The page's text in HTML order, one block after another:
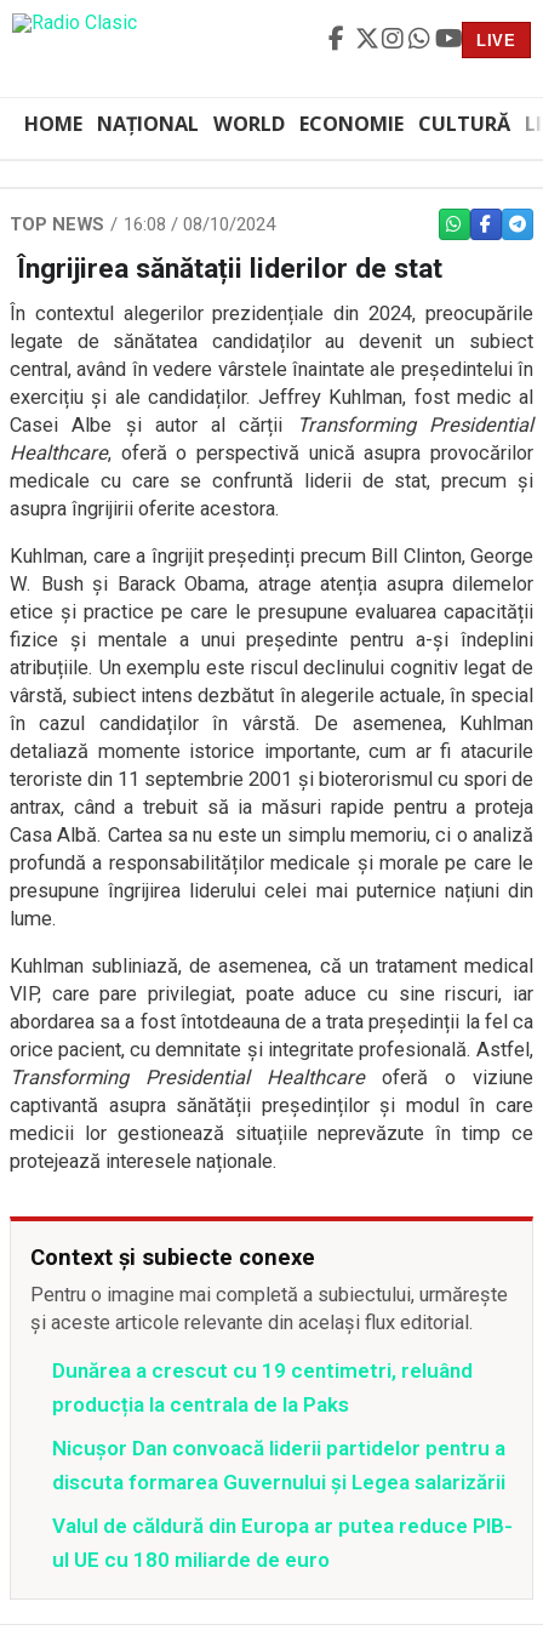
LIVE
HOME NAȚIONAL WORLD ECONOMIE CULTURĂ
TOP NEWS 16:08 / 08/10/2024 WHATSAPP
Îngrijirea sănătații liderilor de stat
În contextul alegerilor prezidențiale din 2024, preocupările
legate de sănătatea candidaților au devenit un subiect
central, având în vedere vârstele înaintate ale președintelui în
exercițiu și ale candidaților. Jeffrey Kuhlman, fost medic al
Casei Albe și autor al cărții
Transforming Presidential
Healthcare, oferă o perspectivă unică asupra provocărilor
medicale cu care se confruntă liderii de stat, precum și
asupra îngrijirii oferite acestora.
Kuhlman, care a îngrijit președinți precum Bill Clinton, George
W. Bush și Barack Obama, atrage atenția asupra dilemelor
etice și practice pe care le presupune evaluarea capacității
fizice și mentale a unui președinte pentru a-și îndeplini
atribuțiile. Un exemplu este riscul declinului cognitiv legat de
vârstă, subiect intens dezbătut în alegerile actuale, în special
în cazul candidaților în vârstă. De asemenea, Kuhlman
detaliază momente istorice importante, cum ar fi atacurile
teroriste din 11 septembrie 2001 și bioterorismul cu spori de
antrax, când a trebuit să ia măsuri rapide pentru a proteja
Casa Albă. Cartea sa nu este un simplu memoriu, ci o analiză
profundă a responsabilităților medicale și morale pe care le
presupune îngrijirea liderului celei mai puternice națiuni din
lume.
Kuhlman subliniază, de asemenea, că un tratament medical
VIP, care pare privilegiat, poate aduce cu sine riscuri, iar
abordarea sa a fost întotdeauna de a trata președinții la fel ca
orice pacient, cu demnitate și integritate profesională. Astfel,
Transforming Presidential Healthcareoferă o viziune
captivantă asupra sănătății președinților și modul în care
medicii lor gestionează situațiile neprevăzute în timp ce
protejează interesele naționale.
Context și subiecte conexe
Pentru o imagine mai completă a subiectului, urmărește
și aceste articole relevante din același flux editorial.
Dunărea a crescut cu 19 centimetri, reluând
producția la centrala de la Paks
Nicușor Dan convoacă liderii partidelor pentru a
discuta formarea Guvernului și Legea salarizării
Valul de căldură din Europa ar putea reduce PIB-
ul UE cu 180 miliarde de euro